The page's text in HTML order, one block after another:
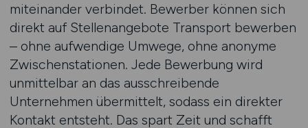
miteinander verbindet. Bewerber können sich
direkt auf Stellenangebote Transport bewerben
– ohne aufwendige Umwege, ohne anonyme
Zwischenstationen. Jede Bewerbung wird
unmittelbar an das ausschreibende
Unternehmen übermittelt, sodass ein direkter
Kontakt entsteht. Das spart Zeit und schafft